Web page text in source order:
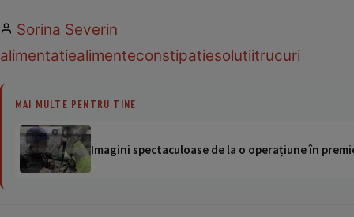
Sorina Severin
alimentatiealimenteconstipatiesolutiitrucuri
MAI MULTE PENTRU TINE
Imagini spectaculoase de la o operațiune în